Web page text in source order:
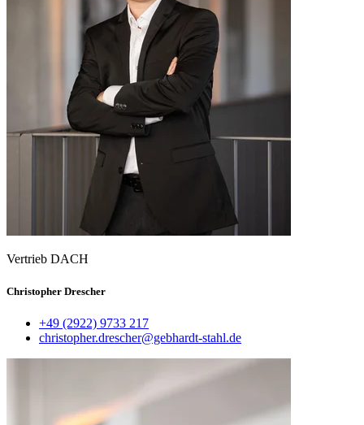
Vertrieb DACH
Christopher Drescher
+49 (2922) 9733 217
christopher.drescher@gebhardt-stahl.de